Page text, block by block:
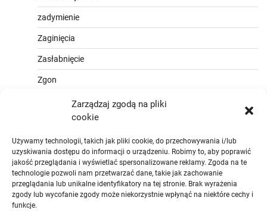
Zarządzaj zgodą na pliki
cookie
Używamy technologii, takich jak pliki cookie, do przechowywania i/lub
uzyskiwania dostępu do informacji o urządzeniu. Robimy to, aby poprawić
jakość przeglądania i wyświetlać spersonalizowane reklamy. Zgoda na te
technologie pozwoli nam przetwarzać dane, takie jak zachowanie
przeglądania lub unikalne identyfikatory na tej stronie. Brak wyrażenia
zgody lub wycofanie zgody może niekorzystnie wpłynąć na niektóre cechy i
funkcje.
zadymienie
Zaginięcia
Zasłabnięcie
Zgon